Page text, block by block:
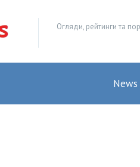
Огляди, рейтинги та
News